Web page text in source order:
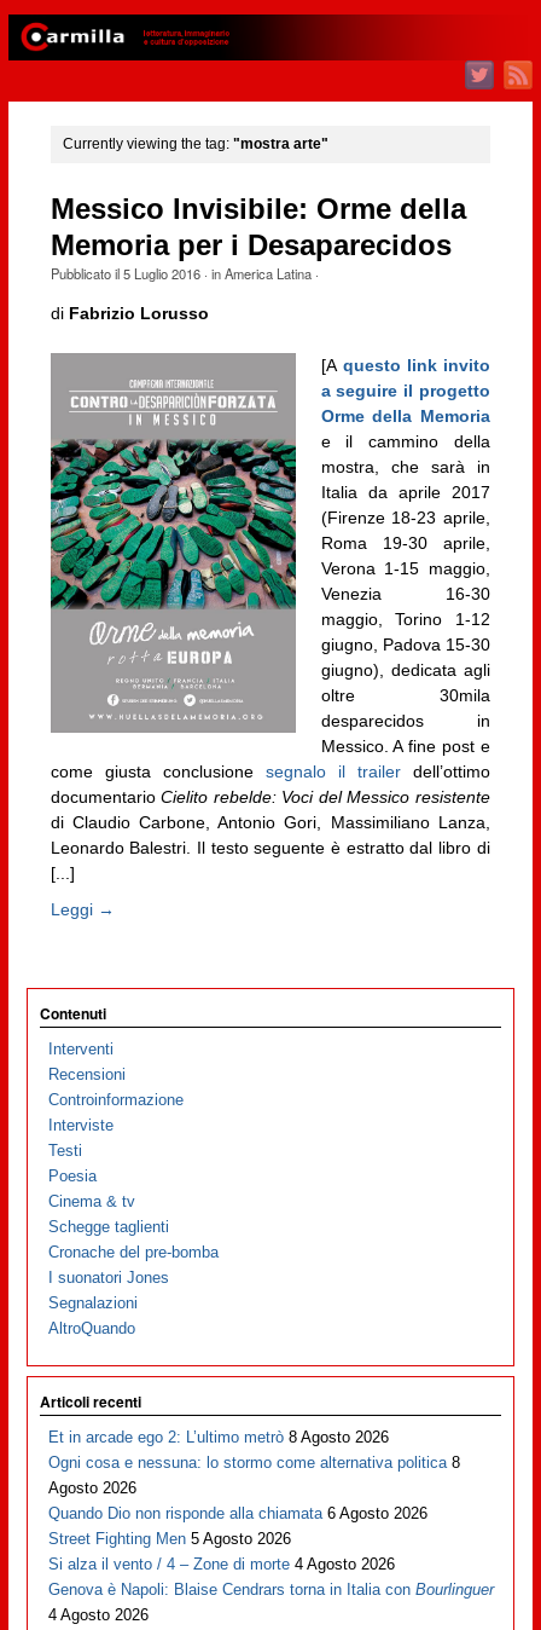
Currently viewing the tag: "mostra arte"
Messico Invisibile: Orme della
Memoria per i Desaparecidos
Pubblicato il5 Luglio 2016· inAmerica Latina·
di Fabrizio Lorusso
[Aquesto link invito
a seguire il progetto
Orme della Memoria
e il cammino della
mostra, che sarà in
Italia da aprile 2017
(Firenze 18-23 aprile,
Roma 19-30 aprile,
Verona 1-15 maggio,
Venezia 16-30
maggio, Torino 1-12
giugno, Padova 15-30
giugno), dedicata agli
oltre 30mila
desparecidos in
Messico. A fine post e
come giusta conclusione segnalo il trailerdell’ottimo
documentarioCielito rebelde: Voci del Messico resistente
di Claudio Carbone, Antonio Gori, Massimiliano Lanza,
Leonardo Balestri. Il testo seguente è estratto dal libro di
[...]
Leggi →
Contenuti
Interventi
Recensioni
Controinformazione
Interviste
Testi
Poesia
Cinema & tv
Schegge taglienti
Cronache del pre-bomba
I suonatori Jones
Segnalazioni
AltroQuando
Articoli recenti
Et in arcade ego 2: L’ultimo metrò 8 Agosto 2026
Ogni cosa e nessuna: lo stormo come alternativa politica 8
Agosto 2026
Quando Dio non risponde alla chiamata 6 Agosto 2026
Street Fighting Men 5 Agosto 2026
Si alza il vento / 4 – Zone di morte 4 Agosto 2026
Genova è Napoli: Blaise Cendrars torna in Italia conBourlinguer
4 Agosto 2026